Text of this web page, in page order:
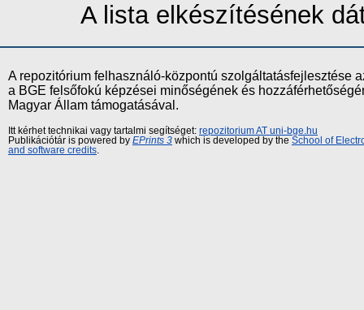
A lista elkészítésének
A repozitórium felhasználó-központú szolgáltatásfejlesztése
a BGE felsőfokú képzései minőségének és
Magyar Állam támogatásával.
Itt kérhet technikai vagy tartalmi segítséget: repozitorium AT uni-bge.hu
Publikációtár is powered by EPrints 3 which is developed by the School of
and software credits